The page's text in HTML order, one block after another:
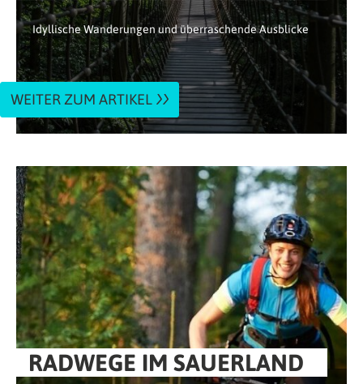
Idyllische Wanderungen und überraschende Ausblicke
WEITER ZUM ARTIKEL
RADWEGE IM SAUERLAND